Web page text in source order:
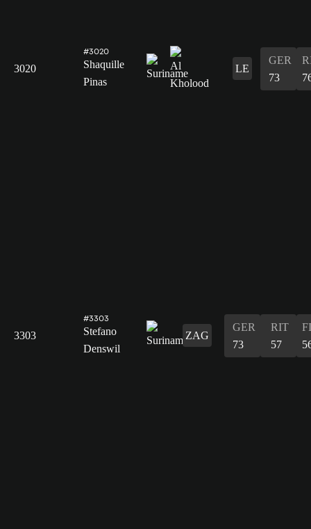
3020
#3020
Shaquille
Pinas
LE
GER
73
3303
#3303
Stefano
Denswil
ZAG
GER
73
RIT
57